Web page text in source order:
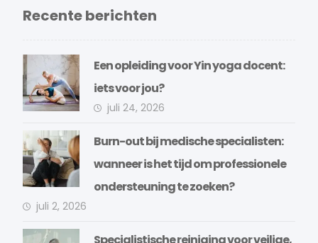
Recente berichten
Een opleiding voor Yin yoga docent:
iets voor jou?
juli 24, 2026
Burn-out bij medische specialisten:
wanneer is het tijd om professionele
ondersteuning te zoeken?
juli 2, 2026